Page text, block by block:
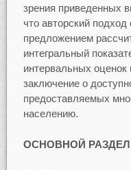
зрения приведенных
что авторский
предложением
интегральный
интервальных
заключение о
предоставляемых
населению.
ОСНОВНОЙ РАЗДЕЛ